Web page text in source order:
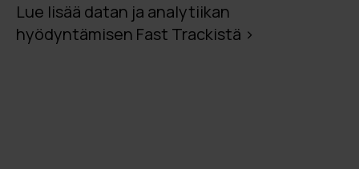
Lue lisää datan ja analytiikan
hyödyntämisen Fast Trackistä >